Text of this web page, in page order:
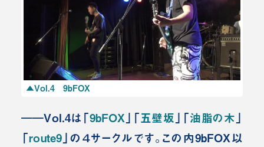
▲Vol.4 9bFOX
――Vol.4は「9bFOX 」「五壁坂 」「油脂の木 」
「route​9 」の４サークルです。この内9bFOX以